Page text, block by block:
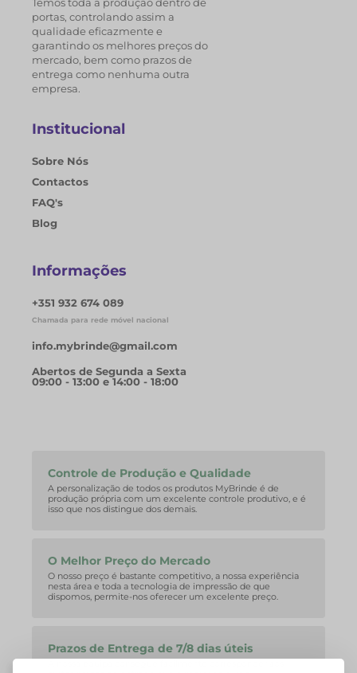
portas, controlando assim a
qualidade eficazmente e
garantindo os melhores preços do
mercado, bem como prazos de
entrega como nenhuma outra
empresa.
Institucional
Sobre Nós
Contactos
FAQ's
Blog
Informações
+351 932 674 089
Chamada para rede móvel nacional
info.mybrinde@gmail.com
Abertos de Segunda a Sexta
09:00 - 13:00 e 14:00 - 18:00
Controle de Produção e Qualidade
A personalização de todos os produtos MyBrinde é de
produção própria com um excelente controle produtivo, e é
isso que nos distingue dos demais.
O Melhor Preço do Mercado
O nosso preço é bastante competitivo, a nossa experiência
nesta área e toda a tecnologia de impressão de que
dispomos, permite-nos oferecer um excelente preço.
Prazos de Entrega de 7/8 dias úteis